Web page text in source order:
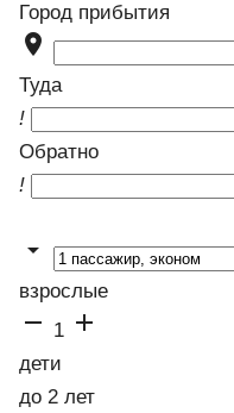
Город прибытия

Туда
!
Обратно
!

взрослые
 1 
дети
до 2 лет